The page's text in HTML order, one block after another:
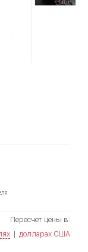
Пересчет цены в:
| долларах США